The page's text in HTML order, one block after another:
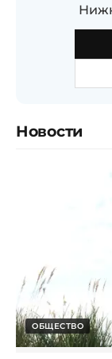
Новости
ОБЩЕСТВО